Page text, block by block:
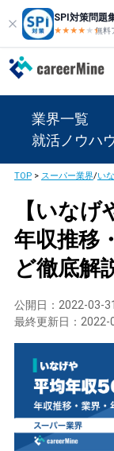
SPI対策問題
★★★★ ★★
無料
業界一覧
就活ノウハ
TOP> スーパー業界/い
【いなげ
年収推移
ど徹底解
公開日： 2022-03-31
最終更新日： 2022-